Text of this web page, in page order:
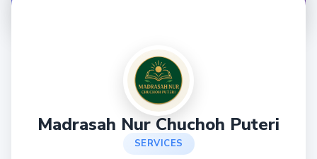
Madrasah Nur Chuchoh Puteri
SERVICES